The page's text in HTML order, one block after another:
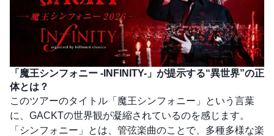
「魔王シンフォニー -INFINITY-」が提示する“異世界”の正
体とは？
このツアーのタイトル「魔王シンフォニー」という言葉
に、GACKTの世界観が凝縮されているのを感じます。
「シンフォニー」とは、管弦楽曲のことで、多種多様な楽